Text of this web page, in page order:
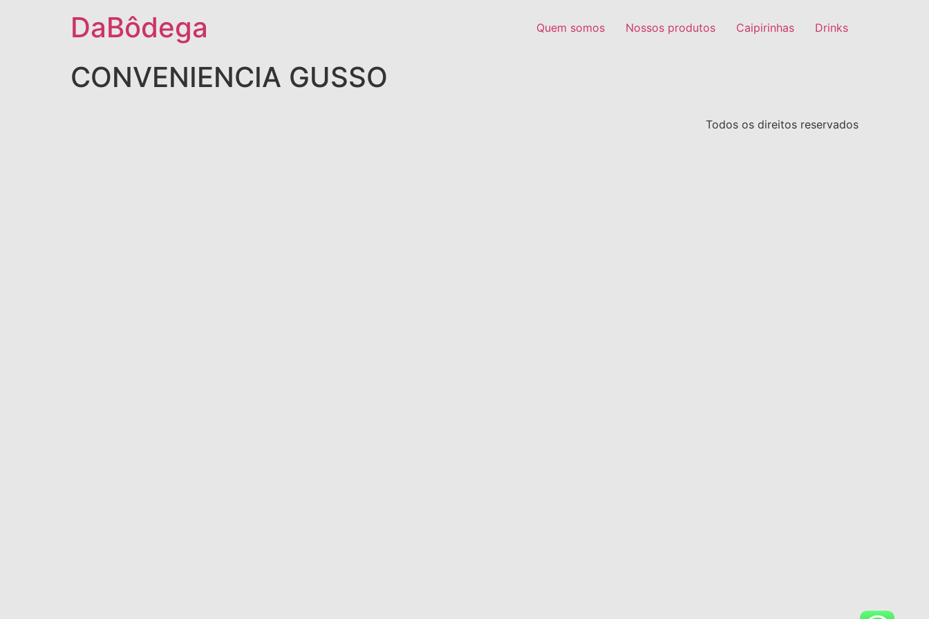
DaBôdega Quem somos Nossos produtos Caipirinhas Drinks
CONVENIENCIA GUSSO
Todos os direitos reservados